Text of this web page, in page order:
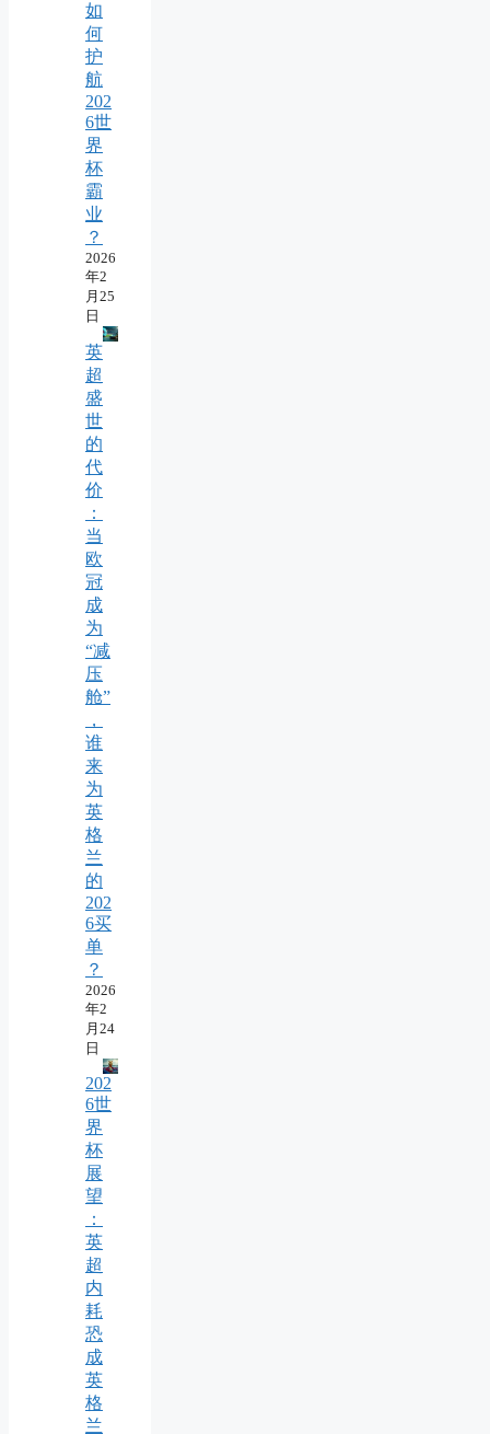
如
何
护
航
202
6世
界
杯
霸
业
？
2026
年2
月25
日
英
超
盛
世
的
代
价
：
当
欧
冠
成
为
“减
压
舱”
，
谁
来
为
英
格
兰
的
202
6买
单
？
2026
年2
月24
日
202
6世
界
杯
展
望
：
英
超
内
耗
恐
成
英
格
兰